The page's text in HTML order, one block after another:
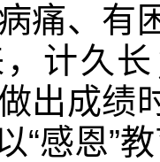
痛、有
计久
出成绩
“感恩”